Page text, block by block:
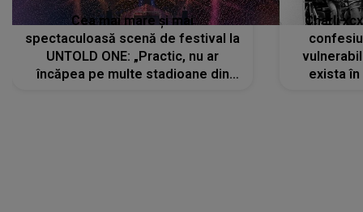
Cea mai mare și mai
spectaculoasă scenă de festival la
UNTOLD ONE: „Practic, nu ar
încăpea pe multe stadioane din
Charli
exista